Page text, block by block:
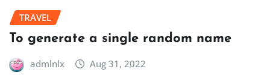
TRAVEL
To generate a single random name
admlnlx Aug 31, 2022